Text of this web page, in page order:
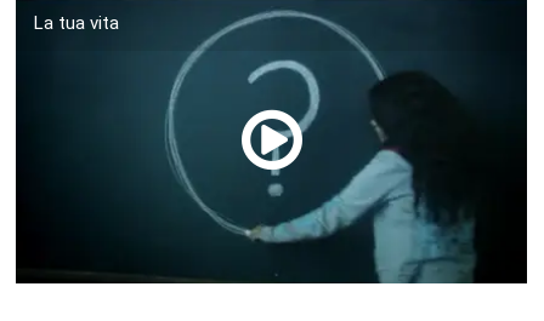
La tua vita